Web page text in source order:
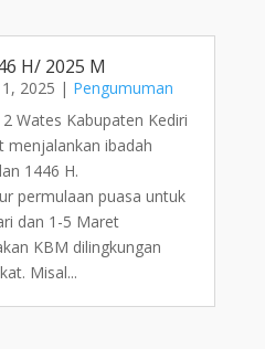
H/ 2025 M
2025 | Pengumuman
Wates Kabupaten Kediri
menjalankan ibadah
1446 H.
permulaan puasa untuk
dan 1-5 Maret
KBM dilingkungan
Misal...